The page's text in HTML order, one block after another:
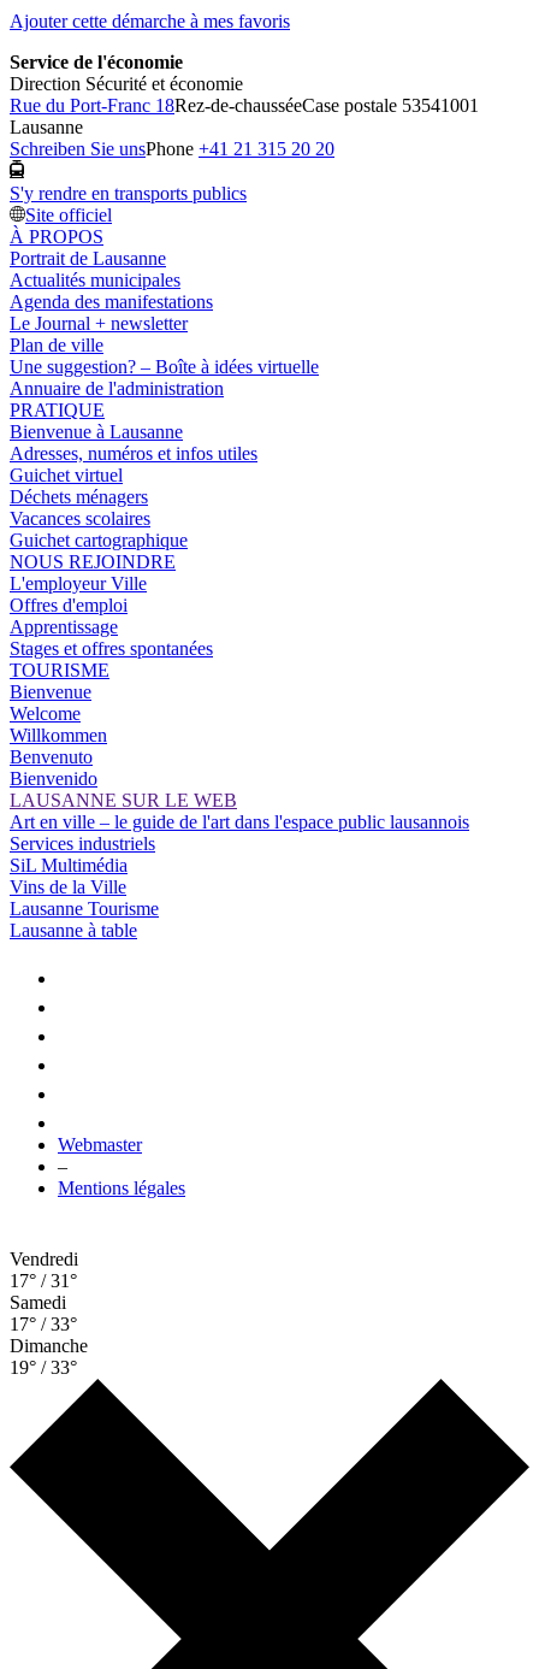
Ajouter cette démarche à mes favoris
Service de l'économie
Direction Sécurité et économie
Rue du Port-Franc 18Rez-de-chausséeCase postale 53541001
Lausanne
Schreiben Sie unsPhone +41 21 315 20 20
S'y rendre en transports publics
Site officiel
À PROPOS
Portrait de Lausanne
Actualités municipales
Agenda des manifestations
Le Journal + newsletter
Plan de ville
Une suggestion? – Boîte à idées virtuelle
Annuaire de l'administration
PRATIQUE
Bienvenue à Lausanne
Adresses, numéros et infos utiles
Guichet virtuel
Déchets ménagers
Vacances scolaires
Guichet cartographique
NOUS REJOINDRE
L'employeur Ville
Offres d'emploi
Apprentissage
Stages et offres spontanées
TOURISME
Bienvenue
Welcome
Willkommen
Benvenuto
Bienvenido
LAUSANNE SUR LE WEB
Art en ville – le guide de l'art dans l'espace public lausannois
Services industriels
SiL Multimédia
Vins de la Ville
Lausanne Tourisme
Lausanne à table
Webmaster
–
Mentions légales
Vendredi
17° / 31°
Samedi
17° / 33°
Dimanche
19° / 33°